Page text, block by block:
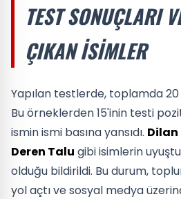
TEST SONUÇLARI
ÇIKAN İSIMLER
Yapılan testlerde, toplamda 20
Bu örneklerden 15'inin testi
ismin ismi basına yansıdı.
Deren Talu gibi isimlerin
olduğu bildirildi. Bu durum,
yol açtı ve sosyal medya